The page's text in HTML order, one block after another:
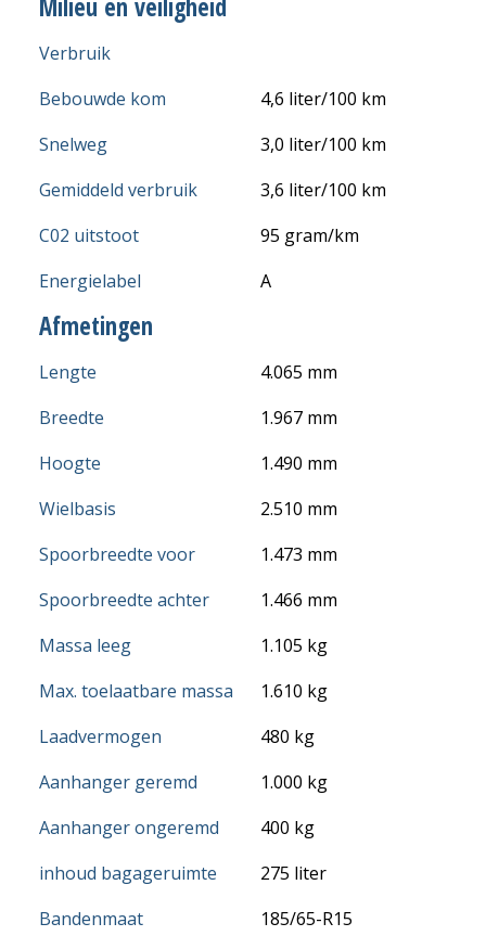
Milieu en veiligheid
Verbruik
Bebouwde kom
4,6 liter/100 km
Snelweg
3,0 liter/100 km
Gemiddeld verbruik
3,6 liter/100 km
C02 uitstoot
95 gram/km
Energielabel
A
Afmetingen
Lengte
4.065 mm
Breedte
1.967 mm
Hoogte
1.490 mm
Wielbasis
2.510 mm
Spoorbreedte voor
1.473 mm
Spoorbreedte achter
1.466 mm
Massa leeg
1.105 kg
Max. toelaatbare massa
1.610 kg
Laadvermogen
480 kg
Aanhanger geremd
1.000 kg
Aanhanger ongeremd
400 kg
inhoud bagageruimte
275 liter
Bandenmaat
185/65-R15